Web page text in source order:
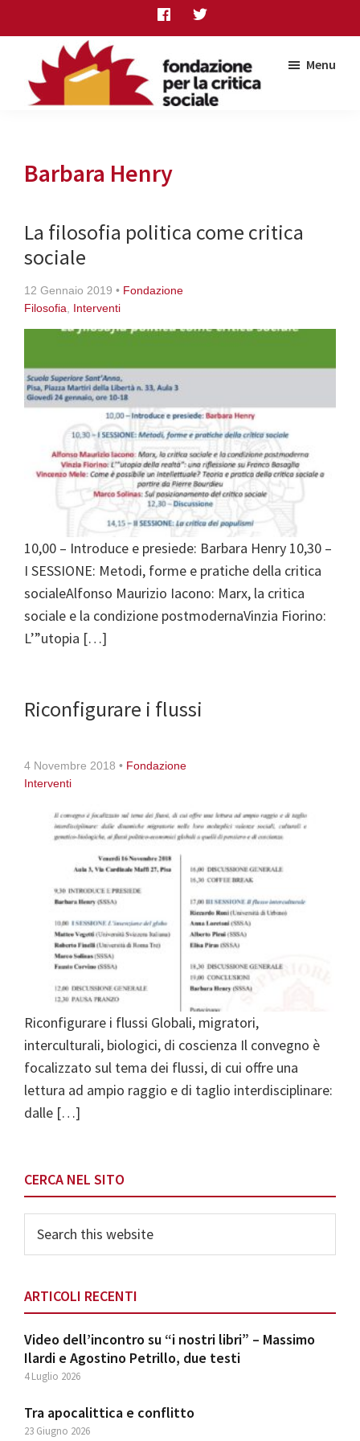
to
content
to
primary
sidebar
to
critica
sociale
Menu
Barbara Henry
La filosofia politica come critica
sociale
12 Gennaio 2019 • Fondazione
Filosofia
Interventi
10,00 – Introduce e presiede: Barbara Henry 10,30 –
I SESSIONE: Metodi, forme e pratiche della critica
socialeAlfonso Maurizio Iacono: Marx, la critica
sociale e la condizione postmodernaVinzia Fiorino:
L’”utopia […]
Riconfigurare i flussi
4 Novembre 2018 • Fondazione
Interventi
Riconfigurare i flussi Globali, migratori,
interculturali, biologici, di coscienza Il convegno è
focalizzato sul tema dei flussi, di cui offre una
lettura ad ampio raggio e di taglio interdisciplinare:
dalle […]
Primary
Sidebar
CERCA NEL SITO
this
ARTICOLI RECENTI
Video dell’incontro su “i nostri libri” – Massimo
Ilardi e Agostino Petrillo, due testi
4 Luglio 2026
Tra apocalittica e conflitto
23 Giugno 2026